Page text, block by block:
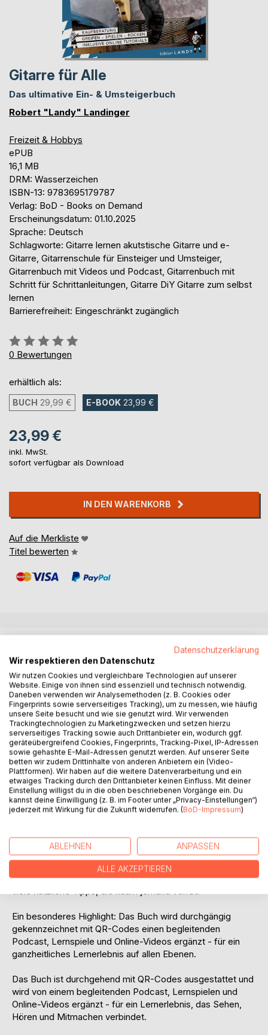
Gitarre für Alle
Das ultimative Ein- & Umsteigerbuch
Robert "Landy" Landinger
Freizeit & Hobbys
ePUB
16,1 MB
DRM: Wasserzeichen
ISBN-13: 9783695179787
Verlag: BoD - Books on Demand
Erscheinungsdatum: 01.10.2025
Sprache: Deutsch
Schlagworte: Gitarre lernen akutstische Gitarre und e-
Gitarre, Gitarrenschule für Einsteiger und Umsteiger,
Gitarrenbuch mit Videos und Podcast, Gitarrenbuch mit
Schritt für Schrittanleitungen, Gitarre DiY Gitarre zum selbst
lernen
Barrierefreiheit: Eingeschränkt zugänglich
Bewertung::
0%
0 Bewertungen
erhältlich als:
BUCH 29,99 € E-BOOK 23,99 €
23,99 €
inkl. MwSt.
sofort verfügbar als Download
IN DEN WARENKORB
Auf die Merkliste
Titel bewerten
E-Gitarre, Westerngitarre oder Klassik? Ganz egal - Gitarre
spielen ist einfach wunderbar!
Viele Gitarrist:innen wechseln gerne zwischen
verschiedenen Gitarrentypen, dieses Buch macht genau
das möglich: "Gitarre für Alle" vermittelt ein
instrumentübergreifendes Grundverständnis, das für die
Klassische Gitarre ebenso gilt wie fuer Western- oder E-
Gitarre.
Mit einem klaren, praxisnahen Konzept lernst du:
worauf du beim Kauf achten solltest,
wie du das Griffbrett schnell verstehen lernst,
den richtigen Umgang mit dem Plektrum,
wie du Rhythmen verstehen lernst und sicher spielst,
Notenlesen auf praktische Art,
Ein besonderes Highlight: Das Buch wird durchgängig
gekennzeichnet mit QR-Codes einen begleitenden
Podcast, Lernspiele und Online-Videos ergänzt - für ein
ganzheitliches Lernerlebnis auf allen Ebenen.
Das Buch ist durchgehend mit QR-Codes ausgestattet und
wird von einem begleitenden Podcast, Lernspielen und
Online-Videos ergänzt - für ein Lernerlebnis, das Sehen,
Hören und Mitmachen verbindet.
Datenschutzerklärung
Wir respektieren den Datenschutz
Wir nutzen Cookies und vergleichbare Technologien auf unserer
Website. Einige von ihnen sind essenziell und technisch notwendig.
Daneben verwenden wir Analysemethoden (z. B. Cookies oder
Fingerprints sowie serverseitiges Tracking), um zu messen, wie häufig
unsere Seite besucht und wie sie genutzt wird. Wir verwenden
Trackingtechnologien zu Marketingzwecken und setzen hierzu
serverseitiges Tracking sowie auch Drittanbieter ein, wodurch ggf.
geräteübergreifend Cookies, Fingerprints, Tracking-Pixel, IP-Adressen
sowie gehashte E-Mail-Adressen genutzt werden. Auf unserer Seite
betten wir zudem Drittinhalte von anderen Anbietern ein (Video-
Plattformen). Wir haben auf die weitere Datenverarbeitung und ein
etwaiges Tracking durch den Drittanbieter keinen Einfluss. Mit deiner
Einstellung willigst du in die oben beschriebenen Vorgänge ein. Du
kannst deine Einwilligung (z. B. im Footer unter „Privacy-Einstellungen“)
jederzeit mit Wirkung für die Zukunft widerrufen. (BoD-Impressum)
ABLEHNEN ANPASSEN
ALLE AKZEPTIEREN